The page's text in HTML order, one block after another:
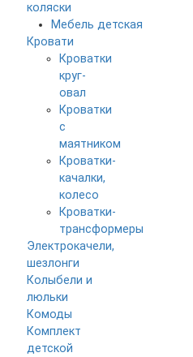
коляски
Мебель детская
Кровати
Кроватки
круг-
овал
Кроватки
с
маятником
Кроватки-
качалки,
колесо
Кроватки-
трансформеры
Электрокачели,
шезлонги
Колыбели и
люльки
Комоды
Комплект
детской